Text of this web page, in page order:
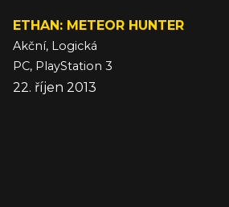
ETHAN: METEOR HUNTER
Akční, Logická
PC, PlayStation 3
22. říjen 2013